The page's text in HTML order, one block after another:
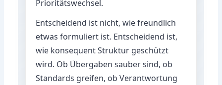
Prioritätswechsel.
Entscheidend ist nicht, wie freundlich
etwas formuliert ist. Entscheidend ist,
wie konsequent Struktur geschützt
wird. Ob Übergaben sauber sind, ob
Standards greifen, ob Verantwortung